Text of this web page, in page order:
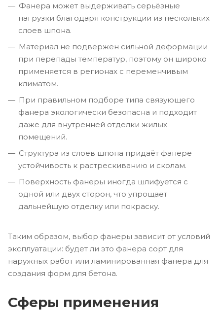
Фанера может выдерживать серьёзные
нагрузки благодаря конструкции из нескольких
слоев шпона.
Материал не подвержен сильной деформации
при перепады температур, поэтому он широко
применяется в регионах с переменчивым
климатом.
При правильном подборе типа связующего
фанера экологически безопасна и подходит
даже для внутренней отделки жилых
помещений.
Структура из слоев шпона придаёт фанере
устойчивость к растрескиванию и сколам.
Поверхность фанеры иногда шлифуется с
одной или двух сторон, что упрощает
дальнейшую отделку или покраску.
Таким образом, выбор фанеры зависит от условий
эксплуатации: будет ли это фанера сорт для
наружных работ или ламинированная фанера для
создания форм для бетона.
Сферы применения